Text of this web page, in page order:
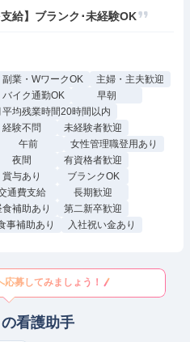
給】ブランク･未経験OK
副業・WワークOK
主婦・主夫歓迎
バイク通勤OK
早朝
平均残業時間20時間以内
経験不問
未経験者歓迎
午前
女性管理職登用あり
夜間
有資格者歓迎
賞与あり
ブランクOK
通費支給
長期歓迎
食補助あり
第二新卒歓迎
事補助あり 入社祝い金あり
募してみましょう！
看護助手